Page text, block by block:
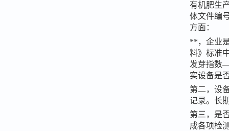
有机肥生
体文件编
方面：
**，企业
料》标准
发芽指数
实设备是
第二，设
记录。长
第三，是
成各项检